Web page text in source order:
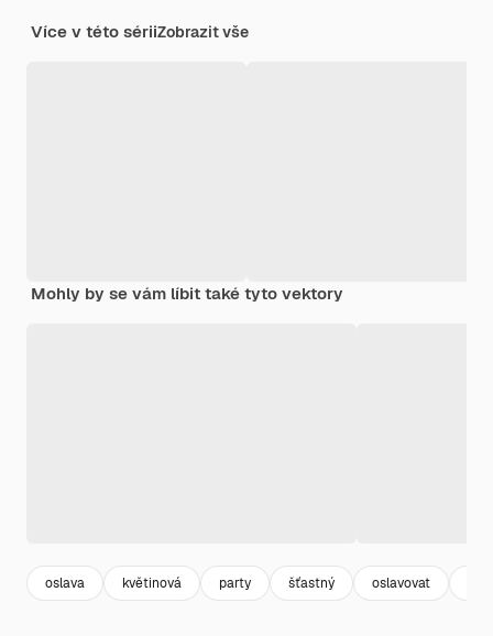
Více v této sériiZobrazit vše
Mohly by se vám líbit také tyto vektory
oslava květinová party šťastný oslavovat